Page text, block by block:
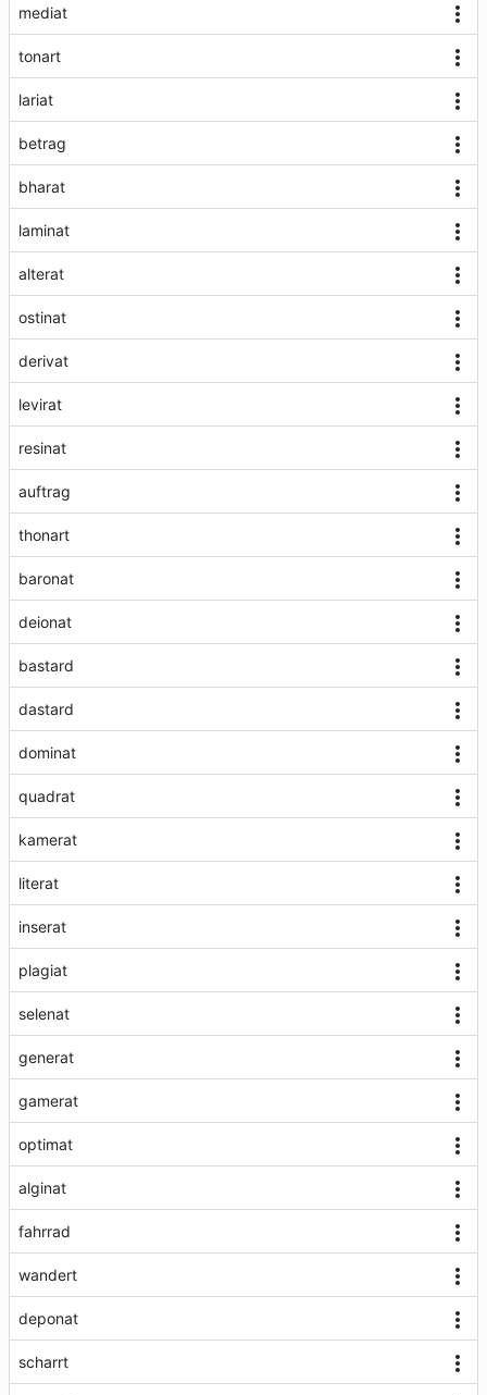
mediat
tonart
lariat
betrag
bharat
laminat
alterat
ostinat
derivat
levirat
resinat
auftrag
thonart
baronat
deionat
bastard
dastard
dominat
quadrat
kamerat
literat
inserat
plagiat
selenat
generat
gamerat
optimat
alginat
fahrrad
wandert
deponat
scharrt